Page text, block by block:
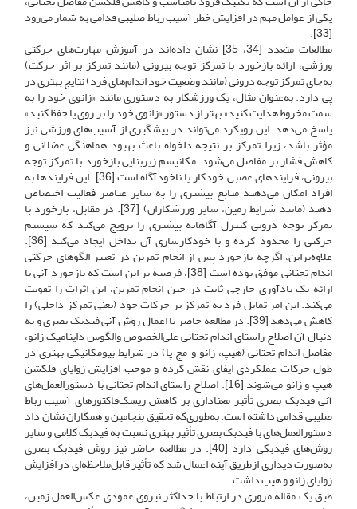
یکی از عوامل مهم در افزایش خطر آسیب رباط صلیبی قدامی به شمار می‌رود
[33].
مطالعات متعدد [34، 35] نشان داده‌اند در آموزش مهارت‌های حرکتی
ورزشی، ارائه بازخورد با تمرکز توجه بیرونی (مانند تمرکز بر اثر حرکت)
به‌جای تمرکز توجه درونی (مانند وضعیت خود اندام‌های فرد) نتایج بهتری در
پی دارد. به‌عنوان مثال، یک ورزشکار به دستوری مانند «زانوی خود را به
سمت مخروط هدایت کنید» بهتر از دستور «زانوی خود را بر روی پا حفظ کنید»
پاسخ می‌دهد. این رویکرد می‌تواند در پیشگیری از آسیب‌های ورزشی نیز
مؤثر باشد، زیرا تمرکز بر نتیجه دلخواه باعث بهبود هماهنگی عضلانی و
کاهش فشار بر مفاصل می‌شود. مکانیسم زیربنایی بازخورد با تمرکز توجه
بیرونی، فرایندهای عصبی خودکار یا ناخودآگاه است [36]. این فرایندها به
افراد امکان می‌دهند منابع بیشتری را به سایر عناصر فعالیت اختصاص
دهند (مانند شرایط زمین، سایر ورزشکاران) [37]. در مقابل، بازخورد با
تمرکز توجه درونی کنترل آگاهانه بیشتری را ترویج می‌کند که سیستم
حرکتی را محدود کرده و با خودکارسازی آن تداخل ایجاد می‌کند [36].
علاوه‌بر‌این، اگرچه بازخورد پس از انجام تمرین در تغییر الگوهای حرکتی
اندام تحتانی موفق بوده است [38]، فرضیه بر این است که بازخورد آنی با
ارائه یک یادآوری خارجی ثابت در حین انجام تمرین، این اثرات را تقویت
می‌کند. این امر تمایل فرد به تمرکز بر حرکات خود (یعنی تمرکز داخلی) را
کاهش می‌دهد [39]. در مطالعه حاضر با اعمال روش آنی فیدبک بصری و به
دنبال آن اصلاح راستای اندام تحتانی علی‌الخصوص والگوس داینامیک زانو،
مفاصل اندام تحتانی (هیپ، زانو و مچ پا) در شرایط بیومکانیکی بهتری در
طول حرکات عملکردی ایفای نقش کرده و موجب افزایش زوایای فلکشن
هیپ و زانو می‌شوند [16]. اصلاح راستای اندام تحتانی با دستورالعمل‌های
آنی فیدبک بصری تأثیر معناداری بر کاهش ریسک‌فاکتورهای آسیب رباط
صلیبی قدامی داشته است. به‌طوری‌که تحقیق بنجامین و همکاران نشان داد
دستورالعمل‌های با فیدبک بصری تأثیر بهتری نسبت به فیدبک کلامی و سایر
روش‌های فیدبکی دارد [40]. در مطالعه حاضر نیز روش فیدبک بصری
به‌صورت دیداری از‌طریق آینه اعمال شد که تأثیر قابل‌ملاحظه‌ای در افزایش
زوایای زانو و هیپ داشت.
طبق یک مقاله مروری در ارتباط با حداکثر نیروی عمودی عکس‌العمل زمین،